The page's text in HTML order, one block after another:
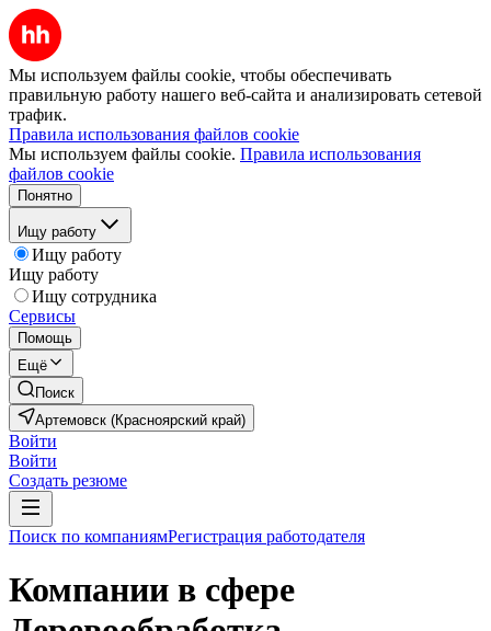
Мы используем файлы cookie, чтобы обеспечивать
правильную работу нашего веб-сайта и анализировать сетевой
трафик.
Правила использования файлов cookie
Мы используем файлы cookie. Правила использования
файлов cookie
Понятно
Ищу работу
Ищу работу
Ищу работу
Ищу сотрудника
Сервисы
Помощь
Ещё
Поиск
Артемовск (Красноярский край)
Войти
Войти
Создать резюме
Поиск по компаниямРегистрация работодателя
Компании в сфере